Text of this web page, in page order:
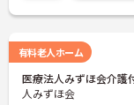
有料老人ホーム
医療法人みずほ会介護
人みずほ会